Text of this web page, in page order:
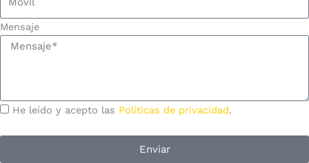
Mensaje
He leído y acepto las Políticas de privacidad.
Enviar